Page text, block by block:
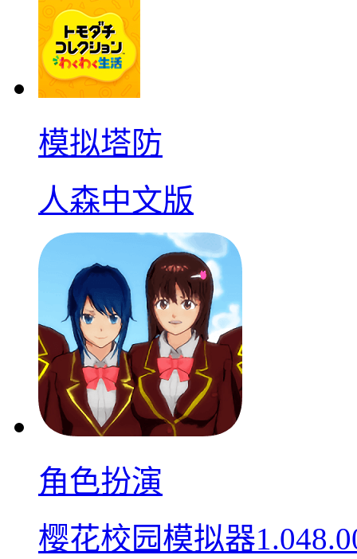
模拟塔防
人森中文版
角色扮演
樱花校园模拟器